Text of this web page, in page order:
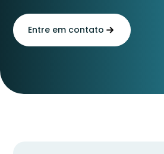
Entre em contato